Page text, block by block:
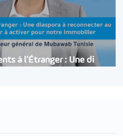
à l’Étranger : Une di